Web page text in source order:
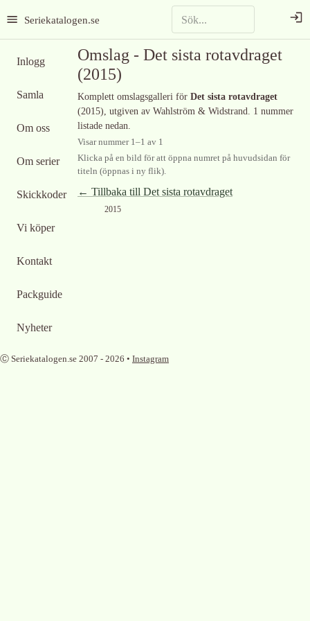
Seriekatalogen.se
Inlogg
Samla
Om oss
Om serier
Skickkoder
Vi köper
Kontakt
Packguide
Nyheter
Omslag - Det sista rotavdraget
(2015)
Komplett omslagsgalleri för Det sista rotavdraget
(2015), utgiven av Wahlström & Widstrand. 1 nummer
listade nedan.
Visar nummer 1–1 av 1
Klicka på en bild för att öppna numret på huvudsidan för
titeln (öppnas i ny flik).
← Tillbaka till Det sista rotavdraget
2015
Ⓒ Seriekatalogen.se 2007 - 2026 • Instagram